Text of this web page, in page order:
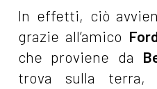
In effetti, ciò
grazie all’amico
che proviene da
trova sulla